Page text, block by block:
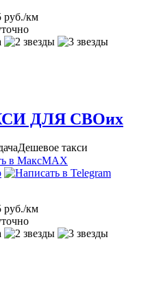
руб./км
ДЛЯ СВОих
Дешевое такси
MAX
руб./км